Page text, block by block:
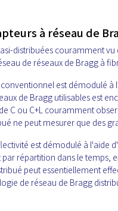
à réseau de
distribuées couramment
de réseaux de Bragg à
est démodulé
de Bragg utilisables est
C ou C+L couramment
ne peut mesurer que des
est démodulé à l'aide
répartition dans le temps,
peut essentiellement
de réseau de Bragg